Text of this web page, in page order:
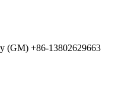
(GM) +86-13802629663